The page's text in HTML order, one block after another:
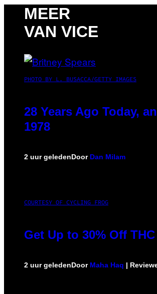
MEER
VAN VICE
PHOTO BY L. BUSACCA/GETTY IMAGES
28 Years Ago Today,
1978
2 uur geledenDoor Dan Milam
COURTESY OF CYCLING FROG
Get Up to 30% Off
2 uur geledenDoor Maha Haq |